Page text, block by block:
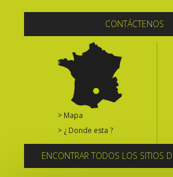
CONTÁCTENOS
> Mapa
> ¿ Donde esta ?
ENCONTRAR TODOS LOS SITIOS